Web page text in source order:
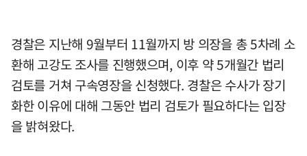
경찰은 지난해 9월부터 11월까지 방 의장을 총 5차례 소
환해 고강도 조사를 진행했으며, 이후 약 5개월간 법리
검토를 거쳐 구속영장을 신청했다. 경찰은 수사가 장기
화한 이유에 대해 그동안 법리 검토가 필요하다는 입장
을 밝혀왔다.